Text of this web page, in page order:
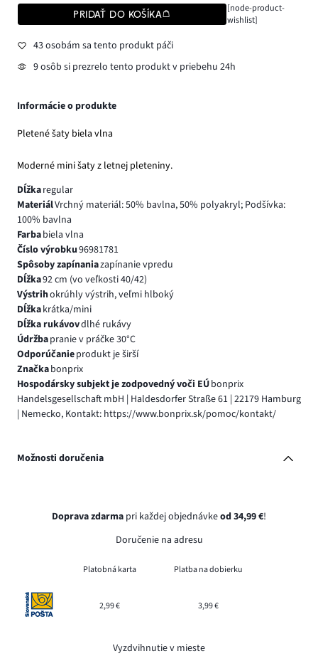
PRIDAŤ DO KOŠÍKA
[node-product-
wishlist]
43 osobám sa tento produkt páči
9 osôb si prezrelo tento produkt v priebehu 24h
Informácie o produkte
Pletené šaty biela vlna
Moderné mini šaty z letnej pleteniny.
Dĺžkaregular
MateriálVrchný materiál: 50% bavlna, 50% polyakryl; Podšívka:
100% bavlna
Farbabiela vlna
Číslo výrobku96981781
Spôsoby zapínaniazapínanie vpredu
Dĺžka92 cm (vo veľkosti 40/42)
Výstrihokrúhly výstrih, veľmi hlboký
Dĺžkakrátka/mini
Dĺžka rukávovdlhé rukávy
Údržbapranie v práčke 30°C
Odporúčanieprodukt je širší
Značkabonprix
Hospodársky subjekt je zodpovedný voči EÚbonprix
Handelsgesellschaft mbH | Haldesdorfer Straße 61 | 22179 Hamburg
| Nemecko, Kontakt: https://www.bonprix.sk/pomoc/kontakt/
Možnosti doručenia
Doprava zdarma pri každej objednávkeod 34,99 €!
Doručenie na adresu
Platobná karta Platba na dobierku
2,99 € 3,99 €
Vyzdvihnutie v mieste